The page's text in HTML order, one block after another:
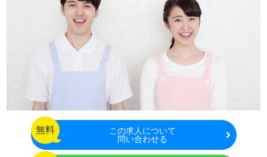
無料 この求人について
問い合わせる